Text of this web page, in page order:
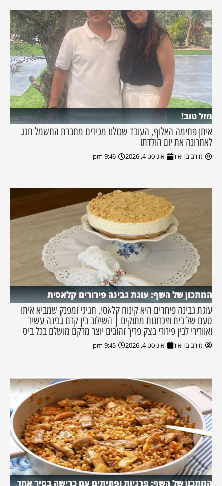
מזל טוב!
איתן פחימה האלוף, העובד שכולנו מכירים מחברת החשמל חגג
לאחרונה את יום הולדתו
מירב בן יאיר אוגוסט 4, 2026 9:46 pm
המתכון של השף: עוגת גבינה פירורים קלאסית
עוגת גבינה פירורים היא קינוח קלאסי, חגיגי ומפנק שמביא איתו
טעם של בית וזיכרונות מתוקים | השילוב בין קרם גבינה עשיר
ואוורירי לבין פירורי בצק פריך זהובים יוצר מרקם מושלם בכל ביס
מירב בן יאיר אוגוסט 4, 2026 9:45 pm
המתכון של השף: פרגיות ופתיתים עם כרישה בסיר אחד